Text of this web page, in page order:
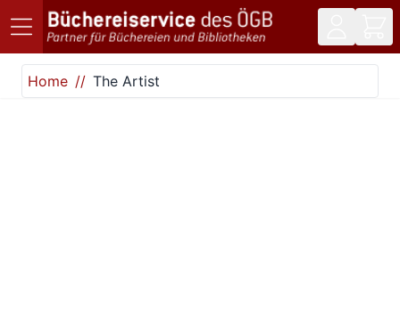
Direkt zum Inhalt
Home
The Artist